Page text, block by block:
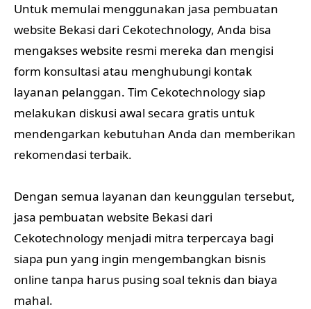
Untuk memulai menggunakan jasa pembuatan
website Bekasi dari Cekotechnology, Anda bisa
mengakses website resmi mereka dan mengisi
form konsultasi atau menghubungi kontak
layanan pelanggan. Tim Cekotechnology siap
melakukan diskusi awal secara gratis untuk
mendengarkan kebutuhan Anda dan memberikan
rekomendasi terbaik.
Dengan semua layanan dan keunggulan tersebut,
jasa pembuatan website Bekasi dari
Cekotechnology menjadi mitra terpercaya bagi
siapa pun yang ingin mengembangkan bisnis
online tanpa harus pusing soal teknis dan biaya
mahal.